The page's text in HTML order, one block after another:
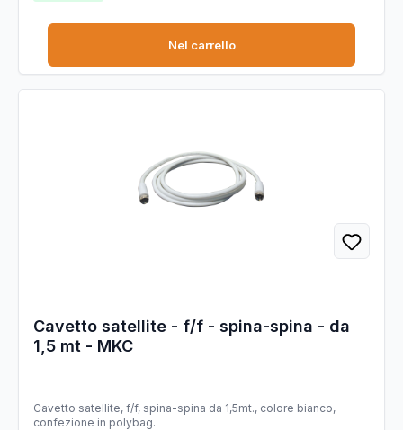
Nel carrello
Cavetto satellite - f/f - spina-spina - da
1,5 mt - MKC
Cavetto satellite, f/f, spina-spina da 1,5mt., colore bianco,
confezione in polybag.